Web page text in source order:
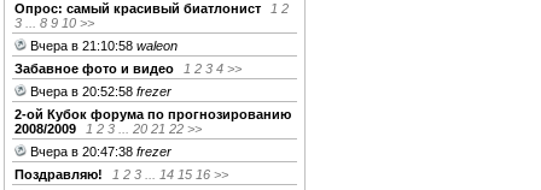
Опрос: cамый красивый биатлонист
1 2
3
8 9 10 >>
Вчера в 21:10:58 waleon
Забавное фото и видео
1 2 3 4 >>
Вчера в 20:52:58 frezer
2-ой Кубок форума по прогнозированию
2008/2009
1 2 3 20 21 22 >>
Вчера в 20:47:38 frezer
Поздравляю!
1 2 3 14 15 16 >>